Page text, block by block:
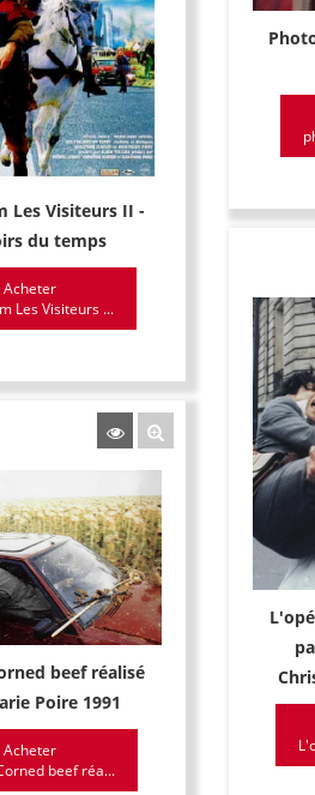
Les Visiteurs II -
du temps
Acheter
Les Visiteurs ...
beef réalisé
Poire 1991
Acheter
beef réa...